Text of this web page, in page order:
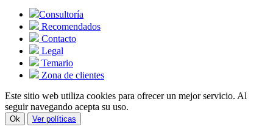
Consultoría
Recomendados
Contacto
Legal
Temario
Zona de clientes
Este sitio web utiliza cookies para ofrecer un mejor servicio. Al
seguir navegando acepta su uso.
Ok Ver políticas